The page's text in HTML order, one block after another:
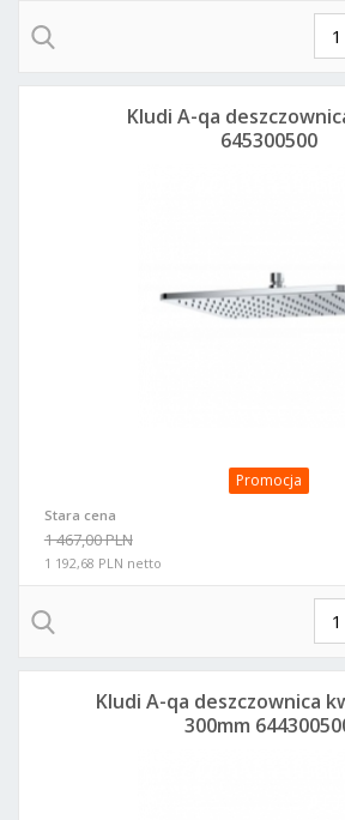
Promocja
Stara cena
1 467,00 PLN
1 192,68 PLN netto
Kludi A-qa
645300500
Kludi A-qa deszczownica
300mm